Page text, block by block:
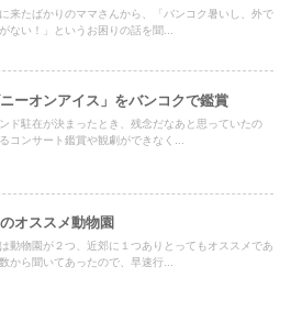
来たばかりのママさんから、「バンコク暑いし、外で
ない！」というお困りの話を聞...
ニーオンアイス」をバンコクで鑑賞
ド駐在が決まったとき、残念だなあと思っていたの
コンサート鑑賞や観劇ができなく...
オススメ動物園
動物園が２つ、近郊に１つありとってもオススメであ
から聞いてあったので、早速行...